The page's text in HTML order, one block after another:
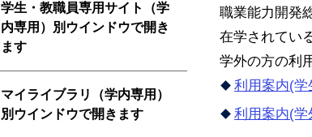
職業能力開発
在学されてい
学外の方の利
利用案内(学
利用案内(学
学生・教職員専用サイト（学
内専用）別ウインドウで開き
ます
マイライブラリ（学内専用）
別ウインドウで開きます